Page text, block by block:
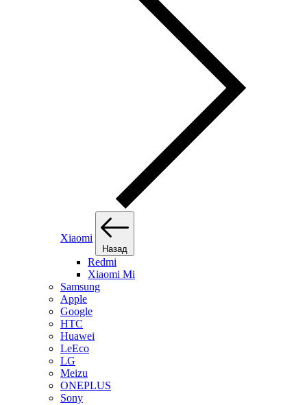
Xiaomi
Назад
Redmi
Xiaomi Mi
Samsung
Apple
Google
HTC
Huawei
LeEco
LG
Meizu
ONEPLUS
Sony